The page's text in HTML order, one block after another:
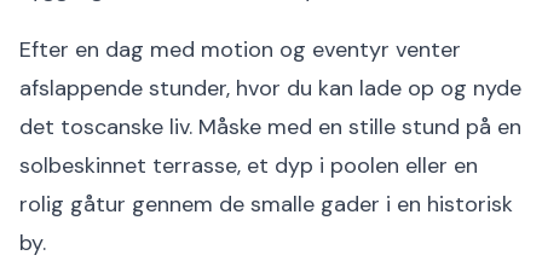
Efter en dag med motion og eventyr venter
afslappende stunder, hvor du kan lade op og nyde
det toscanske liv. Måske med en stille stund på en
solbeskinnet terrasse, et dyp i poolen eller en
rolig gåtur gennem de smalle gader i en historisk
by.